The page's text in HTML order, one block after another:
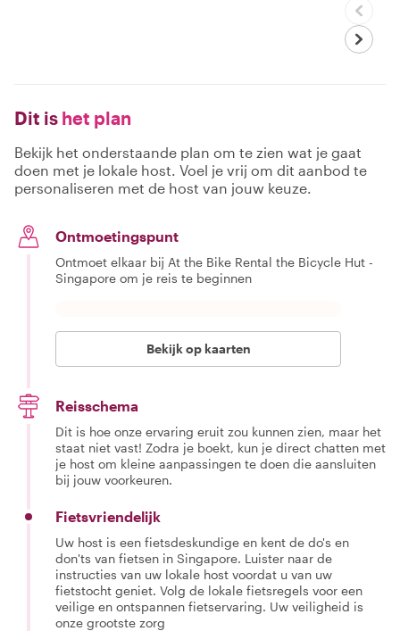
Dit is het plan
Bekijk het onderstaande plan om te zien wat je gaat
doen met je lokale host. Voel je vrij om dit aanbod te
personaliseren met de host van jouw keuze.
Ontmoetingspunt
Ontmoet elkaar bij At the Bike Rental the Bicycle Hut -
Singapore om je reis te beginnen
Bekijk op kaarten
Reisschema
Dit is hoe onze ervaring eruit zou kunnen zien, maar het
staat niet vast! Zodra je boekt, kun je direct chatten met
je host om kleine aanpassingen te doen die aansluiten
bij jouw voorkeuren.
Fietsvriendelijk
Uw host is een fietsdeskundige en kent de do's en
don'ts van fietsen in Singapore. Luister naar de
instructies van uw lokale host voordat u van uw
fietstocht geniet. Volg de lokale fietsregels voor een
veilige en ontspannen fietservaring. Uw veiligheid is
onze grootste zorg